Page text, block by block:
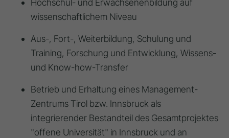
wissenschaftlichem Niveau
Aus-, Fort-, Weiterbildung, Schulung und
Training, Forschung und Entwicklung, Wissens-
und Know-how-Transfer
Betrieb und Erhaltung eines Management-
Zentrums Tirol bzw. Innsbruck als
integrierender Bestandteil des Gesamtprojektes
"offene Universität" in Innsbruck und an